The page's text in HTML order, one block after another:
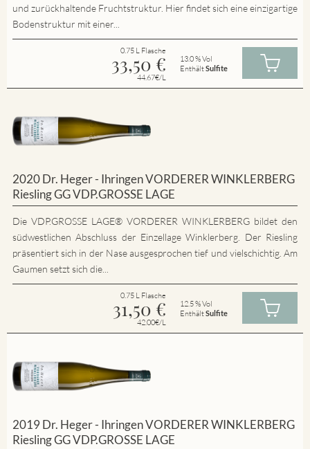
und zurückhaltende Fruchtstruktur. Hier findet sich eine einzigartige
Bodenstruktur mit einer...
0.75 L Flasche
33,50 €
44.67€/L
13.0 % Vol
EnthältSulfite
2020 Dr. Heger - Ihringen VORDERER WINKLERBERG
Riesling GG VDP.GROSSE LAGE
Die VDP.GROSSE LAGE® VORDERER WINKLERBERG bildet den
südwestlichen Abschluss der Einzellage Winklerberg. Der Riesling
präsentiert sich in der Nase ausgesprochen tief und vielschichtig. Am
Gaumen setzt sich die...
0.75 L Flasche
31,50 €
42.00€/L
12.5 % Vol
EnthältSulfite
2019 Dr. Heger - Ihringen VORDERER WINKLERBERG
Riesling GG VDP.GROSSE LAGE